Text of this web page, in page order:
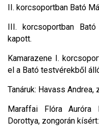
II. korcsoportban Bató
III. korcsoportban
kapott.
Kamarazene I.
el a Bató testvérekből
Tanáruk: Havass
Maraffai Flóra Auróra
Dorottya, zongorán